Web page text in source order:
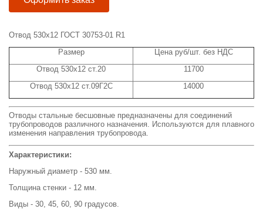
Отвод 530х12 ГОСТ 30753-01 R1
Размер
Цена руб/шт. без НДС
Отвод 530х12 ст.20
11700
Отвод 530х12 ст.09Г2С
14000
Отводы стальные бесшовные предназначены для соединений
трубопроводов различного назначения. Используются для плавного
изменения направления трубопровода.
Характеристики:
Наружный диаметр - 530 мм.
Толщина стенки - 12 мм.
Виды - 30, 45, 60, 90 градусов.